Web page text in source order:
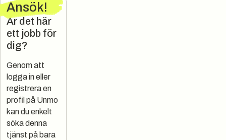
Ansök!
Är det här
ett jobb för
dig?
Genom att
logga in eller
registrera en
profil på Unmo
kan du enkelt
söka denna
tjänst på bara